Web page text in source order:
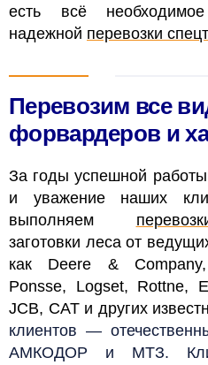
есть всё
надежной перевозки
Перевозим все
форвардеров и
За годы успешной
и уважение наших
выполняем
заготовки леса от
как Deere &
Ponsse, Logset, Rottne,
JCB, CAT и других
клиентов —
АМКОДОР и МТЗ.